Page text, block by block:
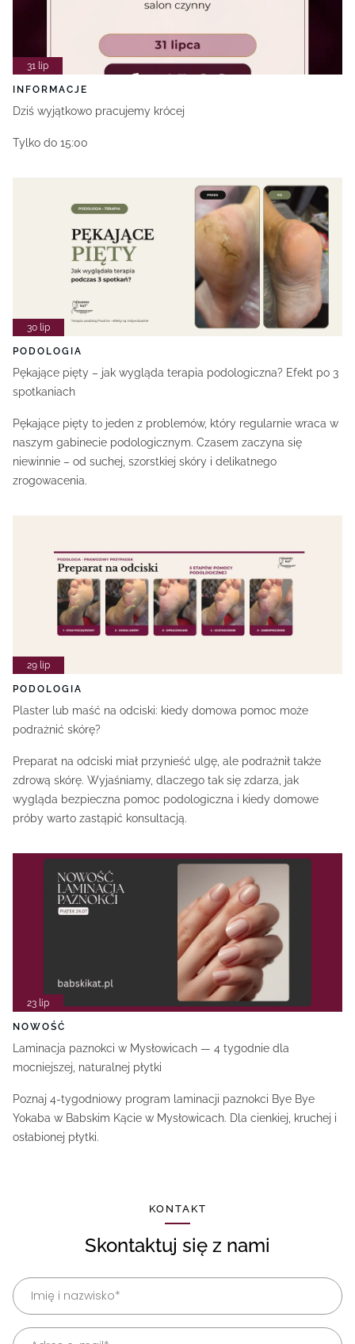
31 lip
INFORMACJE
Dziś wyjątkowo pracujemy krócej
Tylko do 15:00
30 lip
PODOLOGIA
Pękające pięty – jak wygląda terapia podologiczna? Efekt po 3
spotkaniach
Pękające pięty to jeden z problemów, który regularnie wraca w
naszym gabinecie podologicznym. Czasem zaczyna się
niewinnie – od suchej, szorstkiej skóry i delikatnego
zrogowacenia.
29 lip
PODOLOGIA
Plaster lub maść na odciski: kiedy domowa pomoc może
podrażnić skórę?
Preparat na odciski miał przynieść ulgę, ale podrażnił także
zdrową skórę. Wyjaśniamy, dlaczego tak się zdarza, jak
wygląda bezpieczna pomoc podologiczna i kiedy domowe
próby warto zastąpić konsultacją.
23 lip
NOWOŚĆ
Laminacja paznokci w Mysłowicach — 4 tygodnie dla
mocniejszej, naturalnej płytki
Poznaj 4-tygodniowy program laminacji paznokci Bye Bye
Yokaba w Babskim Kącie w Mysłowicach. Dla cienkiej, kruchej i
osłabionej płytki.
KONTAKT
Skontaktuj się z nami